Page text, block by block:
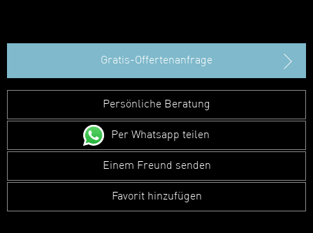
Gratis-Offertenanfrage
Persönliche Beratung
Per Whatsapp teilen
Einem Freund senden
Favorit hinzufügen